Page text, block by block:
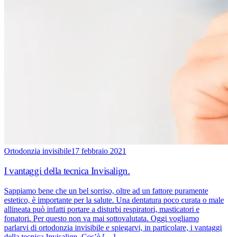
Ortodonzia invisibile17 febbraio 2021
I vantaggi della tecnica Invisalign.
Sappiamo bene che un bel sorriso, oltre ad un fattore puramente
estetico, è importante per la salute. Una dentatura poco curata o male
allineata può infatti portare a disturbi respiratori, masticatori e
fonatori. Per questo non va mai sottovalutata. Oggi vogliamo
parlarvi di ortodonzia invisibile e spiegarvi, in particolare, i vantaggi